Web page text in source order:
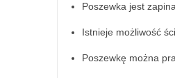
Poszewka jest
Istnieje możliwość
Poszewkę można